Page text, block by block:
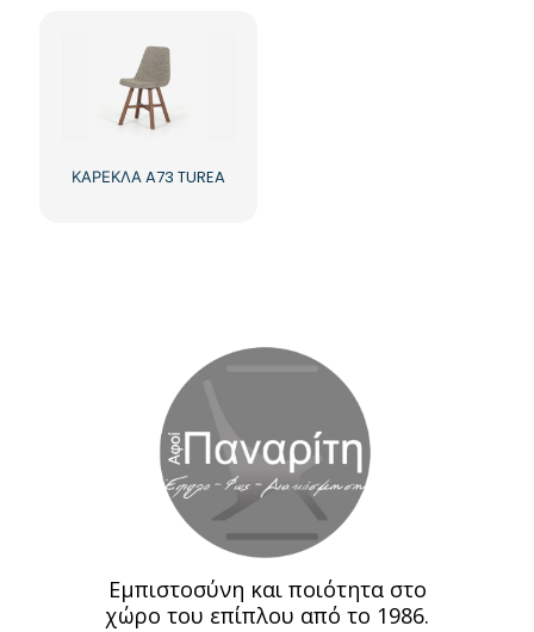
ΚΑΡΕΚΛΑ A73 TUREA
Εμπιστοσύνη και ποιότητα στο
χώρο του επίπλου από το 1986.